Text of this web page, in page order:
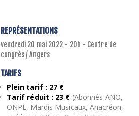
REPRÉSENTATIONS
vendredi 20 mai 2022 - 20h - Centre de
congrès / Angers
TARIFS
Plein tarif : 27 €
Tarif réduit : 23 €(Abonnés ANO,
ONPL, Mardis Musicaux, Anacréon,